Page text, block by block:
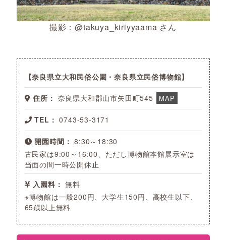
撮影：@takuya_kiriyyaama さん
奈良県立大和民俗公園・奈良県立民俗博物館
住所： 奈良県大和郡山市矢田町545 MAP
TEL： 0743-53-3171
開園時間： 8:30～18:30
古民家は9:00～16:00、ただし博物館本館展示室は
当面の間一時公開休止
入園料： 無料
※博物館は一般200円、大学生150円、高校生以下、
65歳以上無料